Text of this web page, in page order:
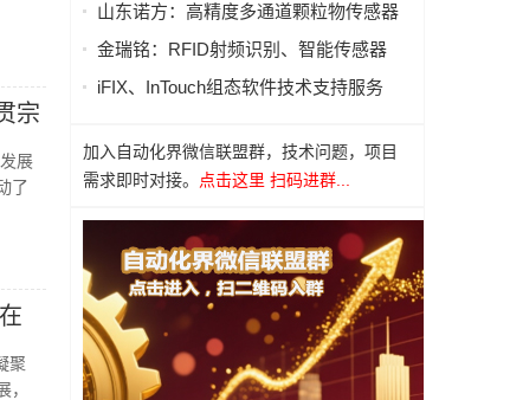
宗
展
了
聚
山东诺方：高精度多通道颗粒物传感器
金瑞铭：RFID射频识别、智能传感器
iFIX、InTouch组态软件技术支持服务
加入自动化界微信联盟群，技术问题，项目
需求即时对接。
点击这里 扫码进群...